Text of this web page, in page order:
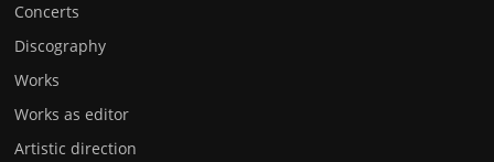
Concerts
Discography
Works
Works as editor
Artistic direction